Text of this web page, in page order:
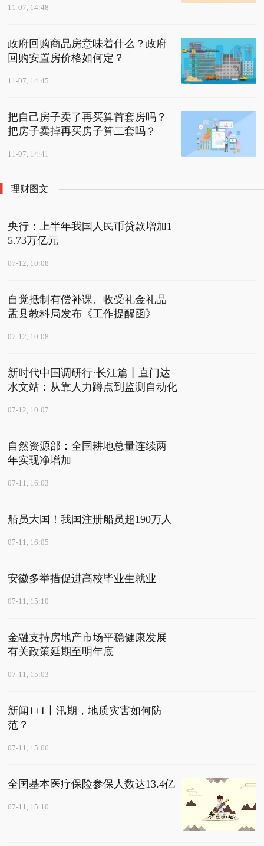
11-07, 14:48
政府回购商品房意味着什么？政府
回购安置房价格如何定？
11-07, 14:45
把自己房子卖了再买算首套房吗？
把房子卖掉再买房子算二套吗？
11-07, 14:41
理财图文
央行：上半年我国人民币贷款增加1
5.73万亿元
07-12, 10:08
自觉抵制有偿补课、收受礼金礼品
盂县教科局发布《工作提醒函》
07-12, 10:08
新时代中国调研行·长江篇丨直门达
水文站：从靠人力蹲点到监测自动化
07-12, 10:07
自然资源部：全国耕地总量连续两
年实现净增加
07-11, 16:03
船员大国！我国注册船员超190万人
07-11, 16:05
安徽多举措促进高校毕业生就业
07-11, 15:10
金融支持房地产市场平稳健康发展
有关政策延期至明年底
07-11, 15:03
新闻1+1丨汛期，地质灾害如何防
范？
07-11, 15:06
全国基本医疗保险参保人数达13.4亿
07-11, 15:10